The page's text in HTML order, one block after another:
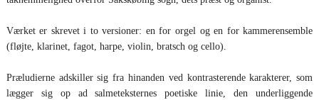
Værket er skrevet i to versioner: en for orgel og en for kammerensemble
(fløjte, klarinet, fagot, harpe, violin, bratsch og cello).
Præludierne adskiller sig fra hinanden ved kontrasterende karakterer, som
lægger sig op ad salmeteksternes poetiske linie, den underliggende